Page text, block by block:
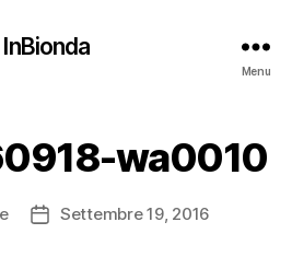
InBionda
Menu
wa0010
DataSettembre 19, 2016